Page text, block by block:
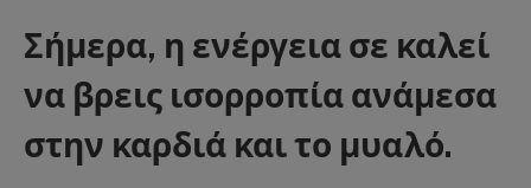
Σήμερα, η ενέργεια σε καλεί
να βρεις ισορροπία ανάμεσα
στην καρδιά και το μυαλό.